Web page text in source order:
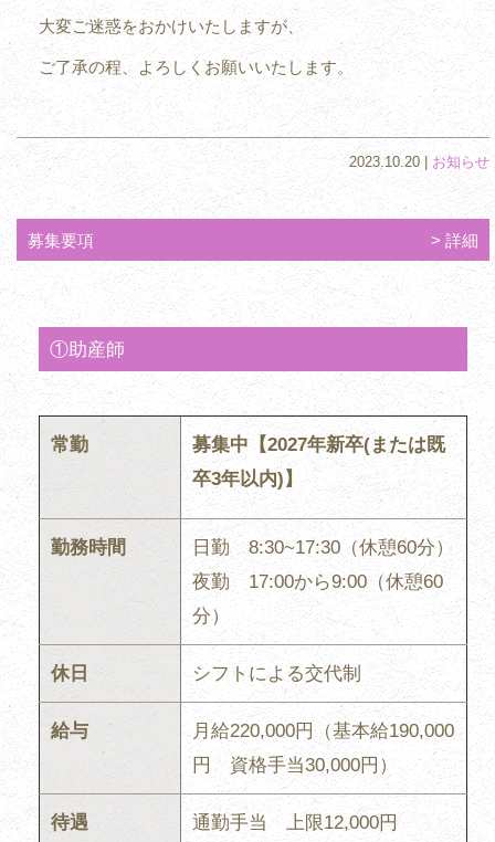
大変ご迷惑をおかけいたしますが、
ご了承の程、よろしくお願いいたします。
2023.10.20 | お知らせ
募集要項 詳細
①助産師
常勤
募集中【2027年新卒(または既
卒3年以内)】
勤務時間
日勤 8:30~17:30（休憩60分）
夜勤 17:00から9:00（休憩60
分）
休日 シフトによる交代制
給与
月給220,000円（基本給190,000
円 資格手当30,000円）
待遇
通勤手当 上限12,000円